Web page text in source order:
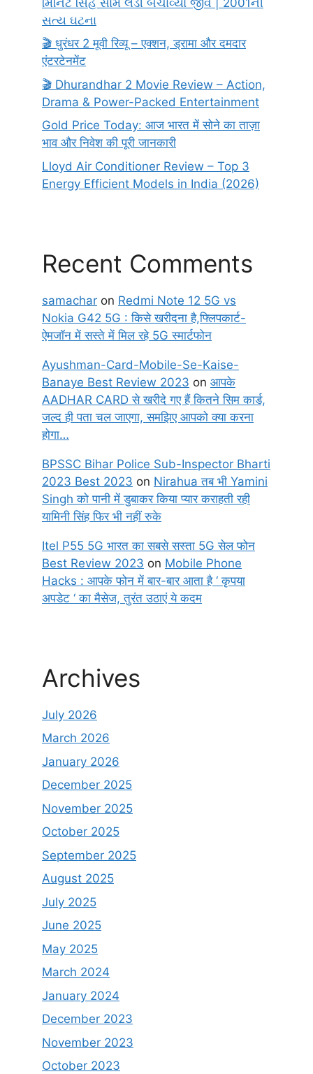
સત્ય ઘટના
🎬 धुरंधर 2 मूवी रिव्यू – एक्शन, ड्रामा और दमदार
एंटरटेनमेंट
🎬 Dhurandhar 2 Movie Review – Action,
Drama & Power-Packed Entertainment
Gold Price Today: आज भारत में सोने का ताज़ा
भाव और निवेश की पूरी जानकारी
Lloyd Air Conditioner Review – Top 3
Energy Efficient Models in India (2026)
Recent Comments
samachar on Redmi Note 12 5G vs
Nokia G42 5G : किसे खरीदना है,फ्लिपकार्ट-
ऐमजॉन में सस्ते में मिल रहे 5G स्मार्टफोन
Ayushman-Card-Mobile-Se-Kaise-
Banaye Best Review 2023 on आपके
AADHAR CARD से खरीदे गए हैं कितने सिम कार्ड,
जल्द ही पता चल जाएगा, समझिए आपको क्या करना
होगा…
BPSSC Bihar Police Sub-Inspector Bharti
2023 Best 2023 on Nirahua तब भी Yamini
Singh को पानी में डुबाकर किया प्यार कराहती रही
यामिनी सिंह फिर भी नहीं रुके
Itel P55 5G भारत का सबसे सस्ता 5G सेल फोन
Best Review 2023 on Mobile Phone
Hacks : आपके फोन में बार-बार आता है ‘ कृपया
अपडेट ‘ का मैसेज, तुरंत उठाएं ये कदम
Archives
July 2026
March 2026
January 2026
December 2025
November 2025
October 2025
September 2025
August 2025
July 2025
June 2025
May 2025
March 2024
January 2024
December 2023
November 2023
October 2023